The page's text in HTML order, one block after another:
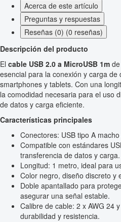
Acerca de este artículo
Preguntas y respuestas
Reseñas (0) (0 reseñas)
Descripción del producto
El cable USB 2.0 a MicroUSB 1m
esencial para la conexión y carga de
smartphones y tablets. Con una
la comodidad necesaria para el uso
de datos y carga eficiente.
Características principales
Conectores: USB tipo A
Compatible con estándares
transferencia de datos y carga.
Longitud: 1 metro, ideal para
Color negro, diseño discreto y
Doble apantallado para
asegurar una señal estable.
Calibre de cable: 2 x AWG 24
durabilidad y resistencia.